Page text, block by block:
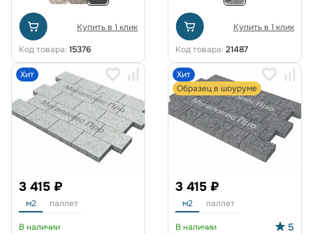
Купить в 1 клик
Код товара: 15376
Купить в 1 клик
Код товара: 21487
Хит
3 415 ₽
м2 паллет
В наличии
Хит
Образец в шоуруме
3 415 ₽
м2 паллет
В наличии 5